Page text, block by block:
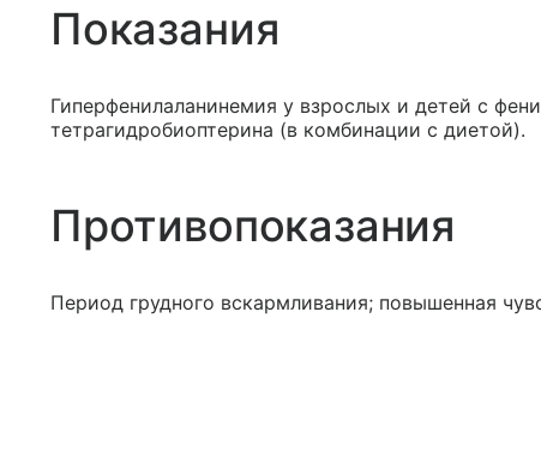
Показания
Гиперфенилаланинемия у взрослых и детей с
тетрагидробиоптерина (в комбинации с диетой).
Противопоказания
Период грудного вскармливания; повышенная